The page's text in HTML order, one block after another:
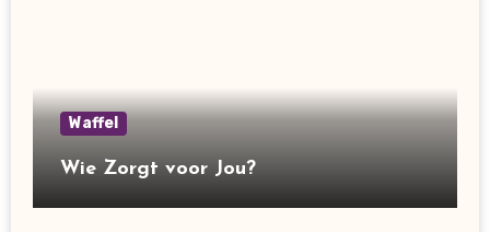
Waffel
Wie Zorgt voor Jou?